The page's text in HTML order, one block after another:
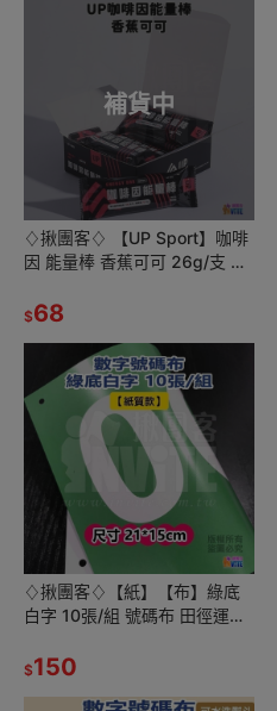
補貨中
♢揪團客♢ 【UP Sport】咖啡
因 能量棒 香蕉可可 26g/支 咖
給 自行車補給
$68
♢揪團客♢【紙】【布】綠底
白字 10張/組 號碼布 田徑運動
客製化 可聊聊
$150